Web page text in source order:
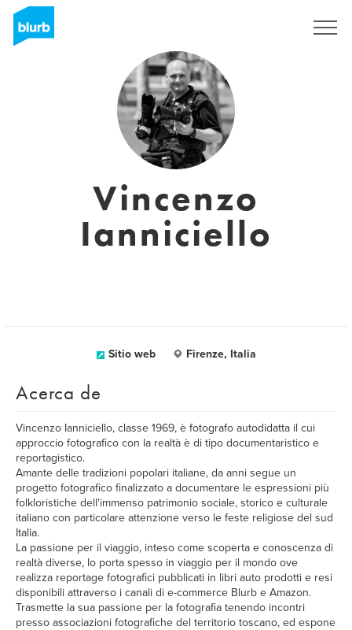
Vincenzo
Ianniciello
Sitio web Firenze, Italia
Acerca de
Vincenzo Ianniciello, classe 1969, è fotografo autodidatta il cui
approccio fotografico con la realtà è di tipo documentaristico e
reportagistico.
Amante delle tradizioni popolari italiane, da anni segue un
progetto fotografico finalizzato a documentare le espressioni più
folkloristiche dell'immenso patrimonio sociale, storico e culturale
italiano con particolare attenzione verso le feste religiose del sud
Italia.
La passione per il viaggio, inteso come scoperta e conoscenza di
realtà diverse, lo porta spesso in viaggio per il mondo ove
realizza reportage fotografici pubblicati in libri auto prodotti e resi
disponibili attraverso i canali di e-commerce Blurb e Amazon.
Trasmette la sua passione per la fotografia tenendo incontri
presso associazioni fotografiche del territorio toscano, ed espone